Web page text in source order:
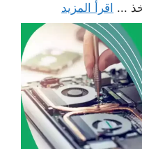
... اقرأ المزيد